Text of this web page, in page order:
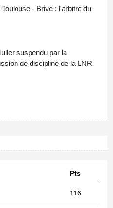
Toulouse - Brive : l'arbitre du
suspendu par la
de discipline de la LNR
Pts
116